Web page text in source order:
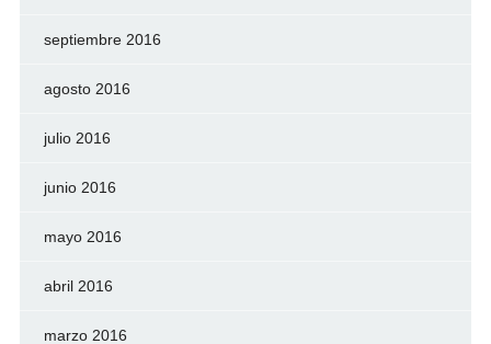
septiembre 2016
agosto 2016
julio 2016
junio 2016
mayo 2016
abril 2016
marzo 2016